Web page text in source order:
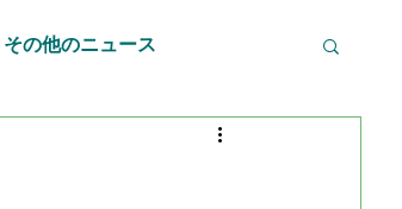
その他のニュース